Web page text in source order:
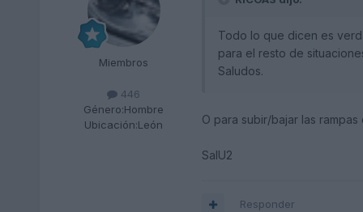
Miembros
446
Género:Hombre
Ubicación:León
Todo lo que dicen es
para el resto de
Saludos.
O para subir/bajar las
SalU2
Responder